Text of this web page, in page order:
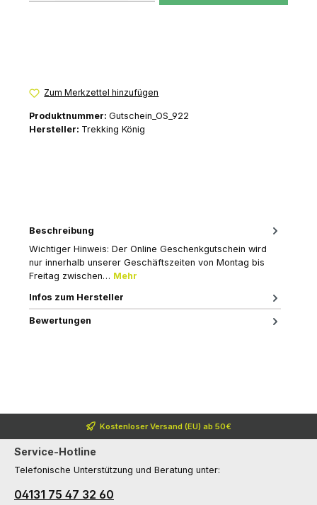
Zum Merkzettel hinzufügen
Produktnummer: Gutschein_OS_922
Hersteller: Trekking König
Beschreibung
Wichtiger Hinweis: Der Online Geschenkgutschein wird
nur innerhalb unserer Geschäftszeiten von Montag bis
Freitag zwischen… Mehr
Infos zum Hersteller
Bewertungen
Kostenloser Versand (EU) ab 50€
Service-Hotline
Telefonische Unterstützung und Beratung unter:
04131 75 47 32 60